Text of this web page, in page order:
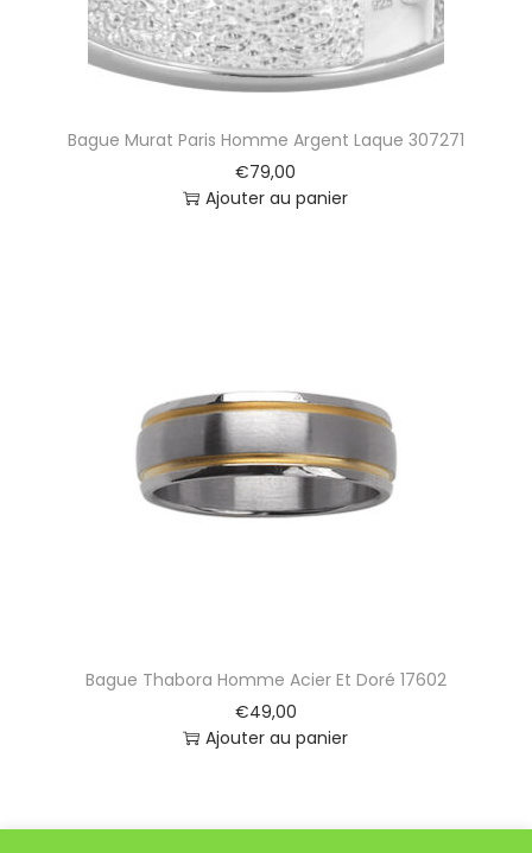
Bague Murat Paris Homme Argent Laque 307271
€79,00
Ajouter au panier
Bague Thabora Homme Acier Et Doré 17602
€49,00
Ajouter au panier